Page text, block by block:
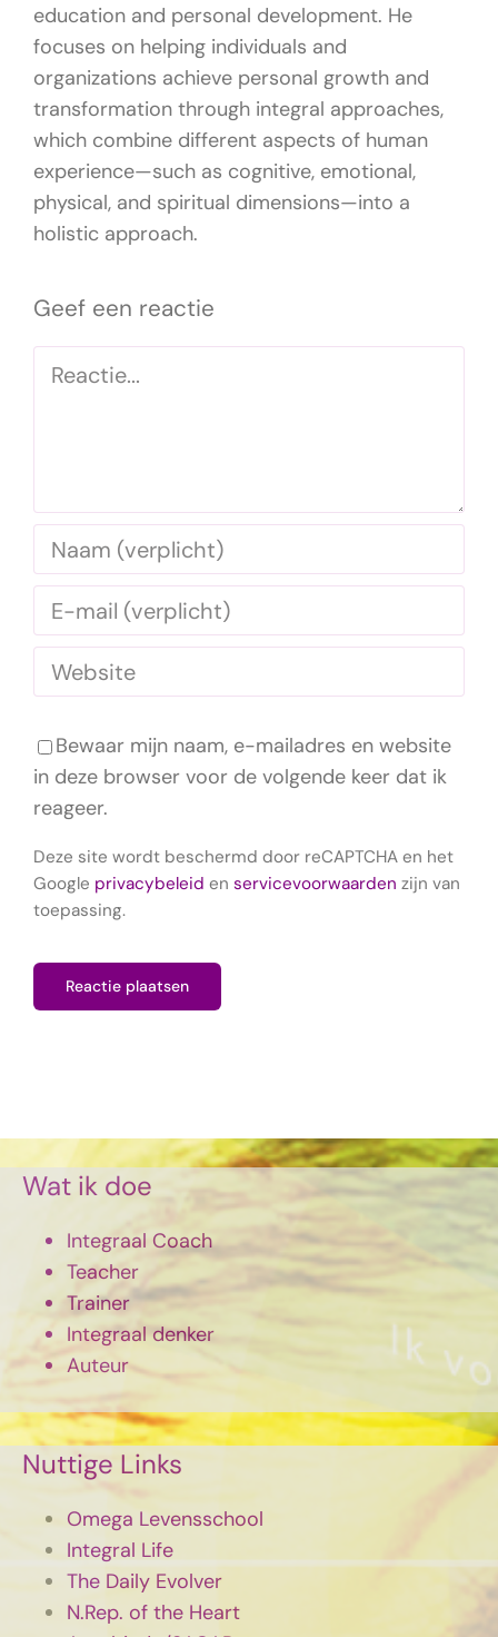
education and personal development. He
focuses on helping individuals and
organizations achieve personal growth and
transformation through integral approaches,
which combine different aspects of human
experience—such as cognitive, emotional,
physical, and spiritual dimensions—into a
holistic approach.
Geef een reactie
Reactie
Bewaar mijn naam, e-mailadres en website
in deze browser voor de volgende keer dat ik
reageer.
Deze site wordt beschermd door reCAPTCHA en het
Google privacybeleid en servicevoorwaarden zijn van
toepassing.
Wat ik doe
Integraal Coach
Teacher
Trainer
Integraal denker
Auteur
Nuttige Links
Omega Levensschool
Integral Life
The Daily Evolver
N.Rep. of the Heart